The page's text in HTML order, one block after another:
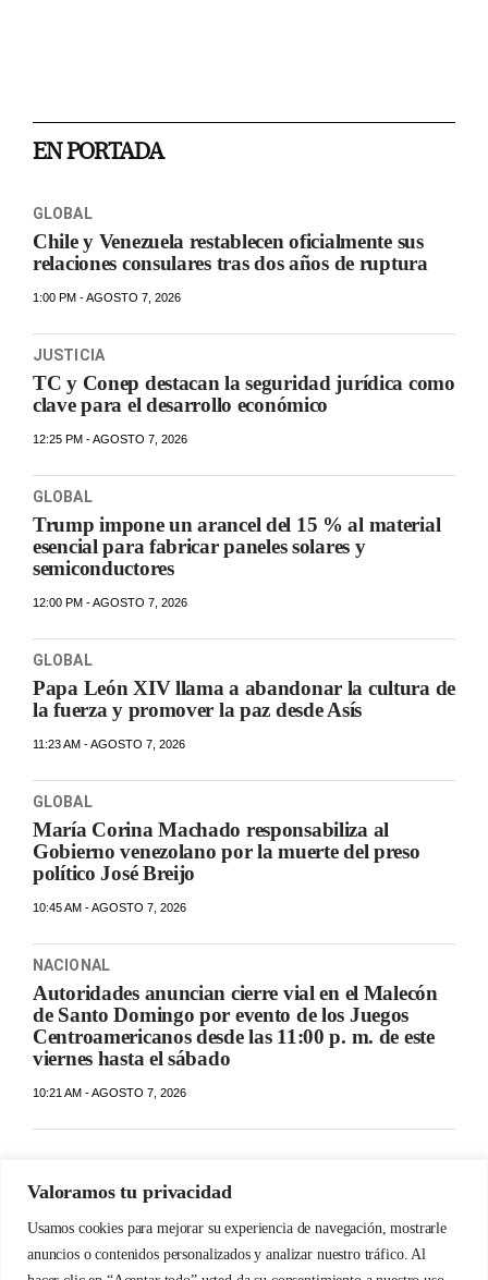
Valoramos tu privacidad
Usamos cookies para mejorar su experiencia de navegación, mostrarle
anuncios o contenidos personalizados y analizar nuestro tráfico. Al
EN PORTADA
GLOBAL
Chile y Venezuela restablecen oficialmente sus
relaciones consulares tras dos años de ruptura
1:00 PM - AGOSTO 7, 2026
JUSTICIA
TC y Conep destacan la seguridad jurídica como
clave para el desarrollo económico
12:25 PM - AGOSTO 7, 2026
GLOBAL
Trump impone un arancel del 15 % al material
esencial para fabricar paneles solares y
semiconductores
12:00 PM - AGOSTO 7, 2026
GLOBAL
Papa León XIV llama a abandonar la cultura de
la fuerza y promover la paz desde Asís
11:23 AM - AGOSTO 7, 2026
GLOBAL
María Corina Machado responsabiliza al
Gobierno venezolano por la muerte del preso
político José Breijo
10:45 AM - AGOSTO 7, 2026
NACIONAL
Autoridades anuncian cierre vial en el Malecón
de Santo Domingo por evento de los Juegos
Centroamericanos desde las 11:00 p. m. de este
viernes hasta el sábado
10:21 AM - AGOSTO 7, 2026